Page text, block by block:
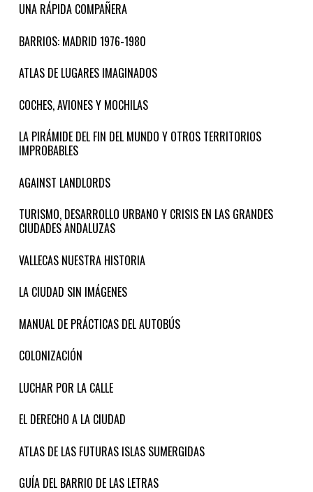
UNA RÁPIDA COMPAÑERA
BARRIOS: MADRID 1976-1980
ATLAS DE LUGARES IMAGINADOS
COCHES, AVIONES Y MOCHILAS
LA PIRÁMIDE DEL FIN DEL MUNDO Y OTROS TERRITORIOS
IMPROBABLES
AGAINST LANDLORDS
TURISMO, DESARROLLO URBANO Y CRISIS EN LAS GRANDES
CIUDADES ANDALUZAS
VALLECAS NUESTRA HISTORIA
LA CIUDAD SIN IMÁGENES
MANUAL DE PRÁCTICAS DEL AUTOBÚS
COLONIZACIÓN
LUCHAR POR LA CALLE
EL DERECHO A LA CIUDAD
ATLAS DE LAS FUTURAS ISLAS SUMERGIDAS
GUÍA DEL BARRIO DE LAS LETRAS